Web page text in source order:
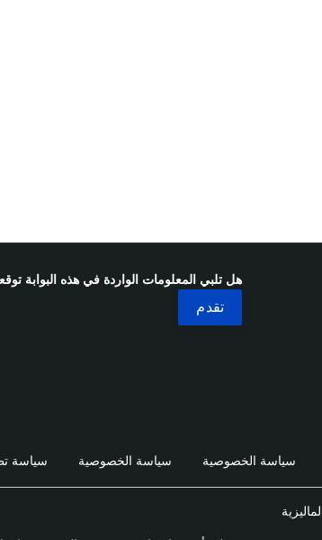
هل تلبي المعلومات الواردة في هذه البوابة
سياسة الخصوصية سياسة الخصوصية سياسة